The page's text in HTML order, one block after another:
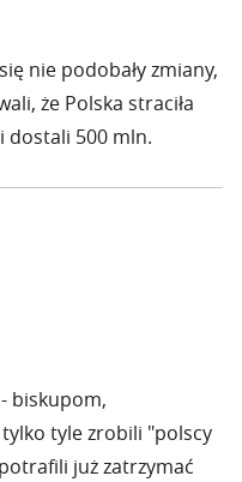
nie podobały zmiany,
że Polska straciła
dostali 500 mln.
biskupom,
tyle zrobili "polscy
już zatrzymać